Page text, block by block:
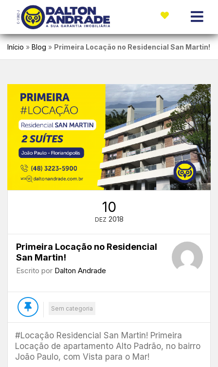
Início » Blog » Primeira Locação no Residencial San Martin!
10
DEZ 2018
Primeira Locação no Residencial
San Martin!
Escrito por Dalton Andrade
Sem categoria
#Locação Residencial San Martin! Primeira
Locação de apartamento Alto Padrão, no bairro
João Paulo, com Vista para o Mar!